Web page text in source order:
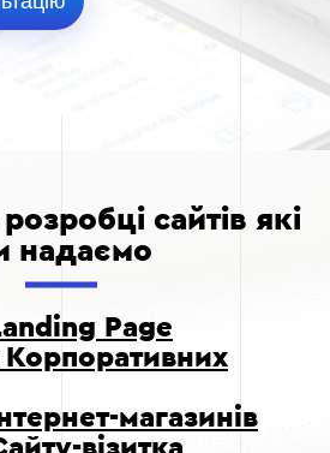
сайтів які
надаємо
Page
магазинів